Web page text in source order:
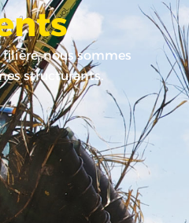
nous sommes
structurants.